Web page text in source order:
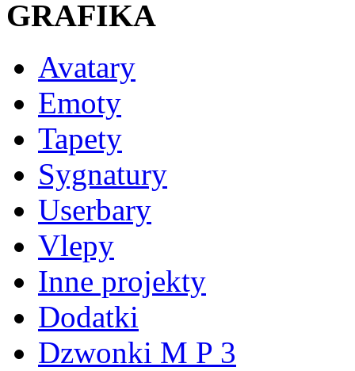
GRAFIKA
Avatary
Emoty
Tapety
Sygnatury
Userbary
Vlepy
Inne projekty
Dodatki
Dzwonki M P 3